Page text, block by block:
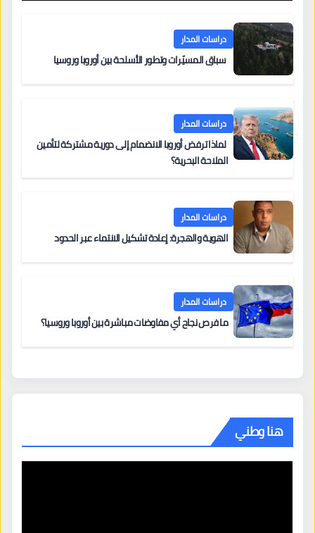
دراسات المدار
سباق المسيّرات وتطور الأسلحة بين أوروبا وروسيا
دراسات المدار
لماذا ترفض أوروبا الانضمام إلى دورية مشتركة لتأمين
الملاحة البحرية؟
دراسات المدار
الهوية والهجرة: إعادة تشكيل الانتماء عبر الحدود
دراسات المدار
ما فرص نجاح أي مفاوضات مباشرة بين أوروبا وروسيا؟
هنا وطني